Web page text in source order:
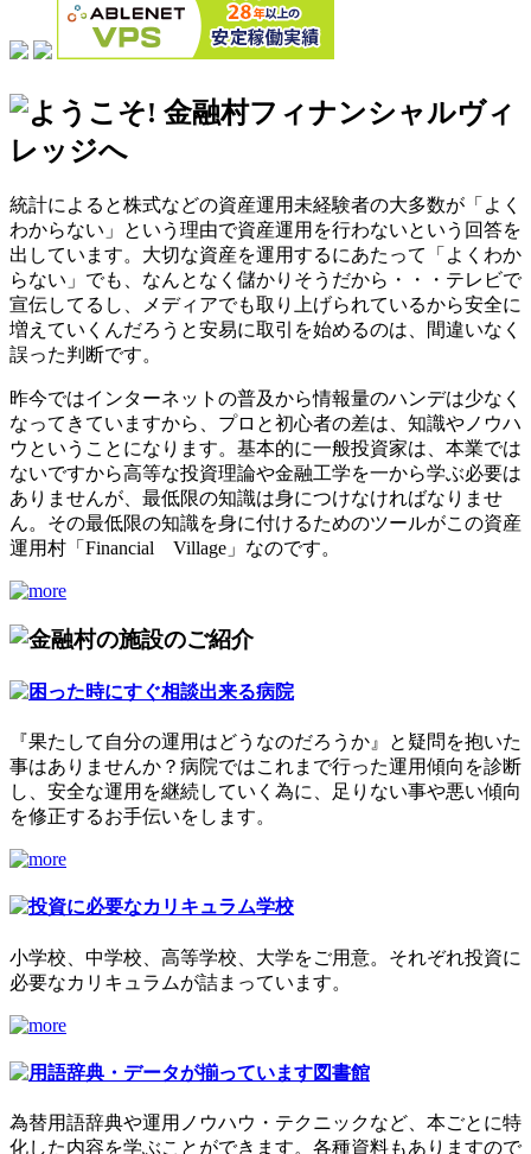
統計によると株式などの資産運用未経験者の大多数が「よく
わからない」という理由で資産運用を行わないという回答を
出しています。大切な資産を運用するにあたって「よくわか
らない」でも、なんとなく儲かりそうだから・・・テレビで
宣伝してるし、メディアでも取り上げられているから安全に
増えていくんだろうと安易に取引を始めるのは、間違いなく
誤った判断です。
昨今ではインターネットの普及から情報量のハンデは少なく
なってきていますから、プロと初心者の差は、知識やノウハ
ウということになります。基本的に一般投資家は、本業では
ないですから高等な投資理論や金融工学を一から学ぶ必要は
ありませんが、最低限の知識は身につけなければなりませ
ん。 その最低限の知識を身に付けるためのツールがこの資産
運用村「Financial Village」なのです。
『果たして自分の運用はどうなのだろうか』と疑問を抱いた
事はありませんか？病院ではこれまで行った運用傾向を診断
し、安全な運用を継続していく為に、足りない事や悪い傾向
を修正するお手伝いをします。
小学校、中学校、高等学校、大学をご用意。それぞれ投資に
必要なカリキュラムが詰まっています。
為替用語辞典や運用ノウハウ・テクニックなど、本ごとに特
化した内容を学ぶことができます。各種資料もありますので